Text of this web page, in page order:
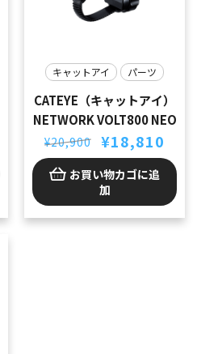
キャットアイ パーツ
CATEYE（キャットアイ）
NETWORK VOLT800 NEO
¥20,900 元
の
価
格
は
¥20,900
で
¥18,810
現
在
の
価
格
は
¥18,810
お買い物カゴに追
加